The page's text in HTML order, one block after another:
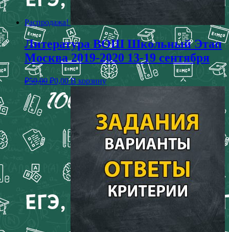
Распродажа!
Литература ВОШ Школьный Этап
Москва 2019-2020 13-19 сентября
₽50,00 ₽0,00 В корзину